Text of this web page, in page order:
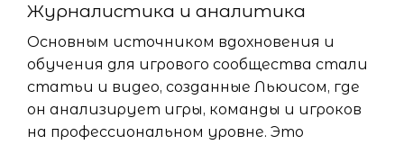
Журналистика и аналитика
Основным источником вдохновения и
обучения для игрового сообщества стали
статьи и видео, созданные Льюисом, где
он анализирует игры, команды и игроков
на профессиональном уровне. Это